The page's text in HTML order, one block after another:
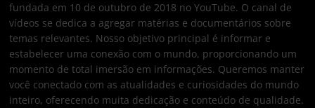
fundada em 10 de outubro de 2018 no YouTube. O canal de
vídeos se dedica a agregar matérias e documentários sobre
temas relevantes. Nosso objetivo principal é informar e
estabelecer uma conexão com o mundo, proporcionando um
momento de total imersão em informações. Queremos manter
você conectado com as atualidades e curiosidades do mundo
inteiro, oferecendo muita dedicação e conteúdo de qualidade.